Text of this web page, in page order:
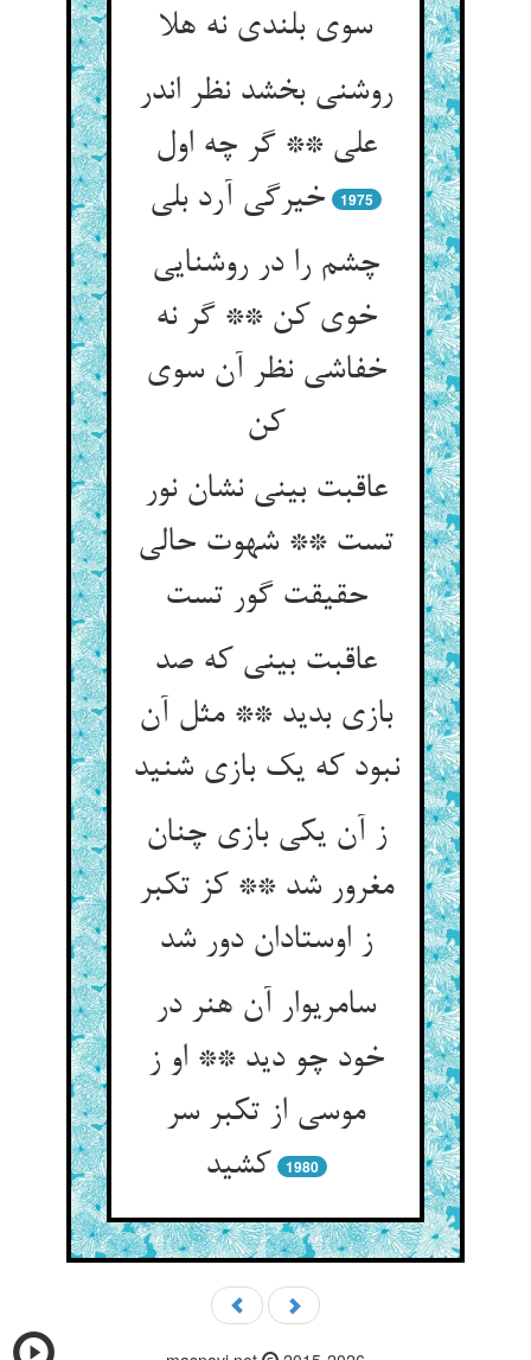
سوی بلندی نه هلا
روشنی بخشد نظر اندر
علی ** گر چه اول
خیرگی آرد بلی‏
1975
چشم را در روشنایی
خوی کن ** گر نه
خفاشی نظر آن سوی
کن‏
عاقبت بینی نشان نور
تست ** شهوت حالی
حقیقت گور تست‏
عاقبت بینی که صد
بازی بدید ** مثل آن
نبود که یک بازی شنید
ز آن یکی بازی چنان
مغرور شد ** کز تکبر
ز اوستادان دور شد
سامری‏وار آن هنر در
خود چو دید ** او ز
موسی از تکبر سر
کشید
1980